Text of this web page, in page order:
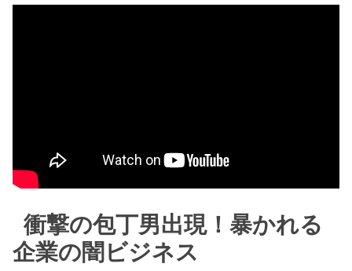
衝撃の包丁男出現！暴かれる
企業の闇ビジネス